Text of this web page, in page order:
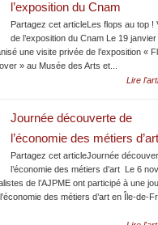
l’exposition du Cnam
Partagez cet articleLes flops au top !
de l’exposition du Cnam Le 19 janvier
une visite privée de l’exposition «
» au Musée des Arts et...
Lire
Journée découverte de
l’économie des métiers d’art
Partagez cet articleJournée
l’économie des métiers d’art Le 6
de l’AJPME ont participé à une
des métiers d’art en Île-de-